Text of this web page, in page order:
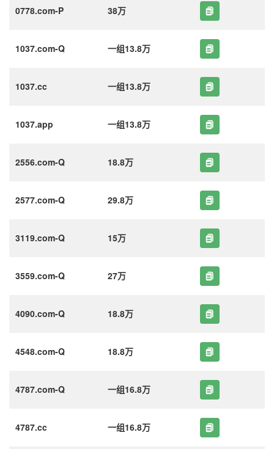
0778.com-P 38万
1037.com-Q 一组13.8万
1037.cc 一组13.8万
1037.app 一组13.8万
2556.com-Q 18.8万
2577.com-Q 29.8万
3119.com-Q 15万
3559.com-Q 27万
4090.com-Q 18.8万
4548.com-Q 18.8万
4787.com-Q 一组16.8万
4787.cc 一组16.8万